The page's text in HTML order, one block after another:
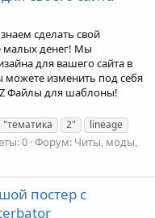
сделать свой
малых денег! Мы
для вашего сайта в
можете изменить под себя
Файлы для шаблоны!
"тематика 2"
lineage
0 Форум: Читы, моды,
постер с